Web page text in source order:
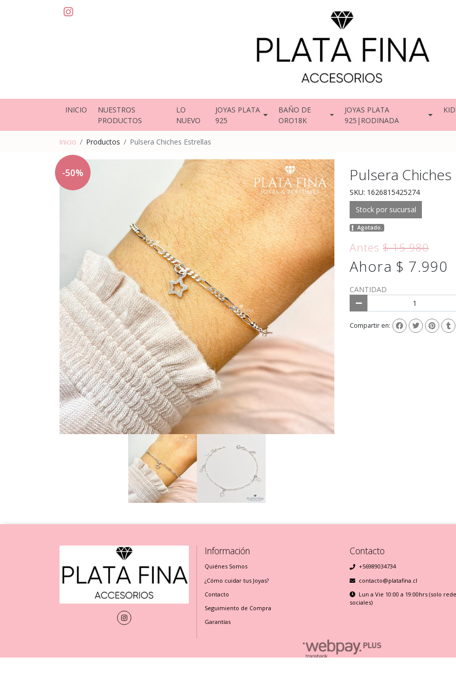
INICIO
NUESTROS
PRODUCTOS
LO
NUEVO
JOYAS PLATA
925
BAÑO DE
ORO18K
JOYAS PLATA
925|RODINADA
Inicio Productos Pulsera Chiches Estrellas
-50% Pulsera
SKU: 1626815425274
Stock por sucursal
Agotado.
Antes$ 15.980
Ahora $ 7.990
CANTIDAD
Compartir en:
Información
Quiénes Somos
¿Cómo cuidar tus Joyas?
Contacto
Seguimiento de Compra
Garantías
Contacto
+56989034734
contacto@platafina.cl
Lun a Vie 10:00 a 19:00hrs (solo
sociales)